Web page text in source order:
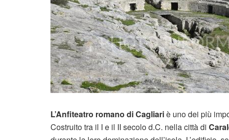
L’Anfiteatro romano di Cagliariè uno dei più
Costruito tra il I e il II secolo d.C. nella città di